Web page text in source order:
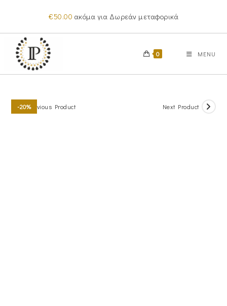
content
€50.00 ακόμα για Δωρεάν μεταφορικά
0 MENU
-20%Previous Product Next Product